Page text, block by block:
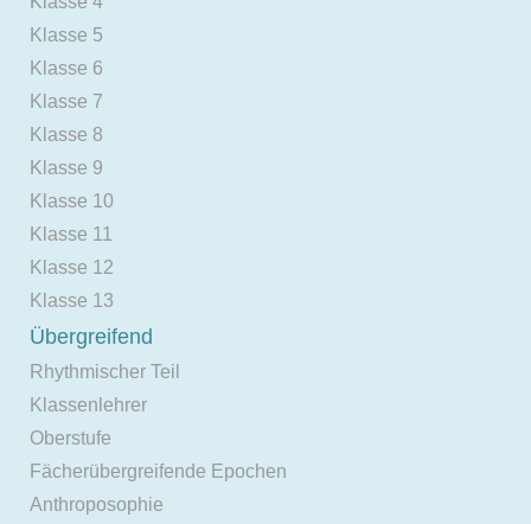
Klasse 5
Klasse 6
Klasse 7
Klasse 8
Klasse 9
Klasse 10
Klasse 11
Klasse 12
Klasse 13
Übergreifend
Rhythmischer Teil
Klassenlehrer
Oberstufe
Fächerübergreifende Epochen
Anthroposophie